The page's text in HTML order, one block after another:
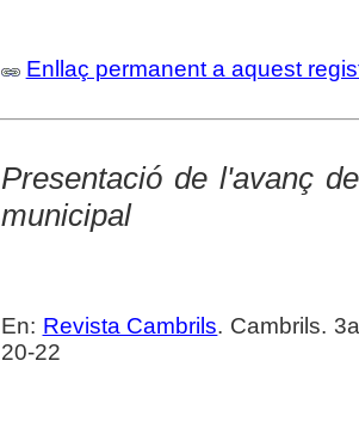
Enllaç permanent a aquest
Presentació de l'avanç
municipal
En: Revista Cambrils. Cambrils.
20-22